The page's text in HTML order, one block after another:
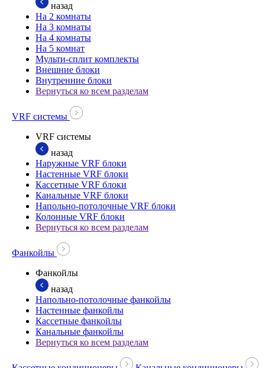
назад
На 2 комнаты
На 3 комнаты
На 4 комнаты
На 5 комнат
Мульти-сплит комплекты
Внешние блоки
Внутренние блоки
Вернуться ко всем разделам
VRF системы
VRF системы
назад
Наружные VRF блоки
Настенные VRF блоки
Кассетные VRF блоки
Канальные VRF блоки
Напольно-потолочные VRF блоки
Колонные VRF блоки
Вернуться ко всем разделам
Фанкойлы
Фанкойлы
назад
Напольно-потолочные фанкойлы
Настенные фанкойлы
Кассетные фанкойлы
Канальные фанкойлы
Вернуться ко всем разделам